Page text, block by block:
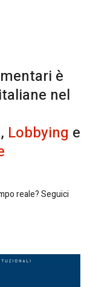
è
nel
, Lobbying e
reale? Seguici